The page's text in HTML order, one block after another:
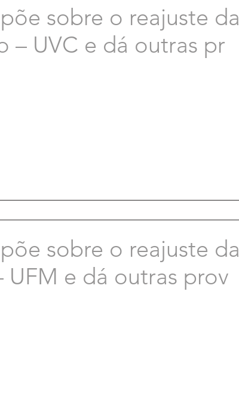
sobre o reajuste da
– UVC e dá outras pr
sobre o reajuste da
e dá outras prov